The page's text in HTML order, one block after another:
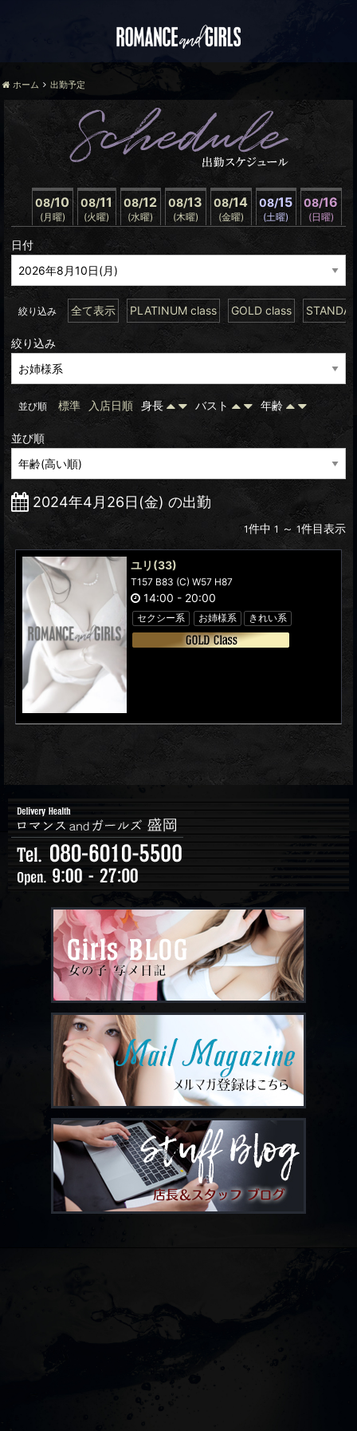
ホーム 出勤予定
08/10
(月曜)
08/11
(火曜)
08/12
(水曜)
08/13
(木曜)
08/14
(金曜)
08/15
(土曜)
08/16
(日曜)
日付
絞り込み 全て表示 PLATINUM class GOLD class
絞り込み
並び順 標準 入店日順 身長 バスト 年齢
並び順
2024年4月26日(金) の出勤
1件中 1 ～ 1件目表示
ユリ (33)
T157 B83 (C) W57 H87
14:00 - 20:00
セクシー系 お姉様系 きれい系